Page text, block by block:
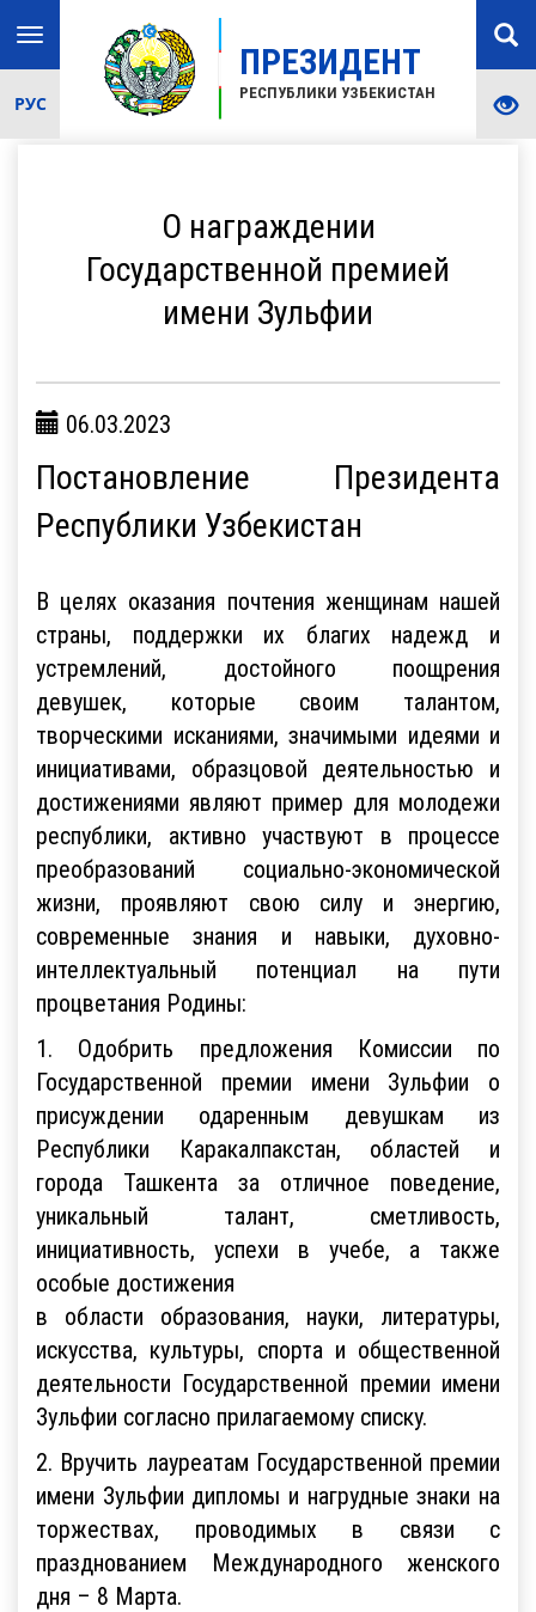
ПРЕЗИДЕНТ
РЕСПУБЛИКИ УЗБЕКИСТАН
Toggle
navigation
РУС
О награждении
Государственной премией
имени Зульфии
06.03.2023
Постановление Президента
Республики Узбекистан
В целях оказания почтения женщинам нашей
страны, поддержки их благих надежд и
устремлений, достойного поощрения
девушек, которые своим талантом,
творческими исканиями, значимыми идеями и
инициативами, образцовой деятельностью и
достижениями являют пример для молодежи
республики, активно участвуют в процессе
преобразований социально-экономической
жизни, проявляют свою силу и энергию,
современные знания и навыки, духовно-
интеллектуальный потенциал на пути
процветания Родины:
1. Одобрить предложения Комиссии по
Государственной премии имени Зульфии о
присуждении одаренным девушкам из
Республики Каракалпакстан, областей и
города Ташкента за отличное поведение,
уникальный талант, сметливость,
инициативность, успехи в учебе, а также
особые достижения
в области образования, науки, литературы,
искусства, культуры, спорта и общественной
деятельности Государственной премии имени
Зульфии согласно прилагаемому списку.
2. Вручить лауреатам Государственной премии
имени Зульфии дипломы и нагрудные знаки на
торжествах, проводимых в связи с
празднованием Международного женского
дня – 8 Марта.